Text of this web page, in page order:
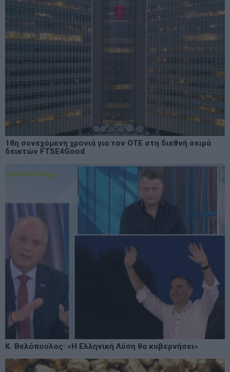
18η συνεχόμενη χρονιά για τον ΟΤΕ στη διεθνή σειρά
δεικτών FTSE4Good
Κ. Βελόπουλος: «Η Ελληνική Λύση θα κυβερνήσει»